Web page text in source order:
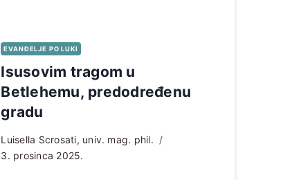
EVANĐELJE PO LUKI
Isusovim tragom u
Betlehemu, predodređenu
gradu
Luisella Scrosati, univ. mag. phil.
3. prosinca 2025.